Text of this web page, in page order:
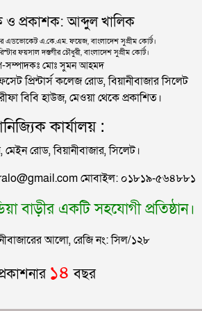
নিয়ে হতাশ ৬ শহীদ পরিবার
শেখ হাসিনার বক্তব্য দেওয়া নিয়ে পররাষ্ট্র
ক্ষোভ
সাবেক মন্ত্রী-এমপিরা কে কোথায়?
ছাত্র-জনতার বীরত্বের স্মারকস্তম্ভ:
ইউএনও
দুর্ঘটনায় প্রাণ গেল যুবকের
সঙ্গে নিয়ে জুলাই স্মৃতি জাদুঘর উদ্বোধন করলেন
ও প্রকাশক: আব্দুল খালিক
এডভোকেট এ.কে.এম. ফয়েজ, বাংলাদেশ সুপ্রীম কোর্ট।
ফয়সাল দস্তগীর চৌধুরী, বাংলাদেশ সুপ্রীম কোর্ট।
সম্পাদকঃ মোঃ সুমন আহমদ
প্রিন্টার্স কলেজ রোড, বিয়ানীবাজার সিলেট
বিবি হাউজ, মেওয়া থেকে প্রকাশিত।
কার্যালয় :
মেইন রোড, বিয়ানীবাজার, সিলেট।
মোবাইল: ০১৮১৯-৫৬৪৮৮১
বাড়ীর একটি সহযোগী প্রতিষ্ঠান।
আলো, রেজি নং: সিল/১২৮
১৪ বছর